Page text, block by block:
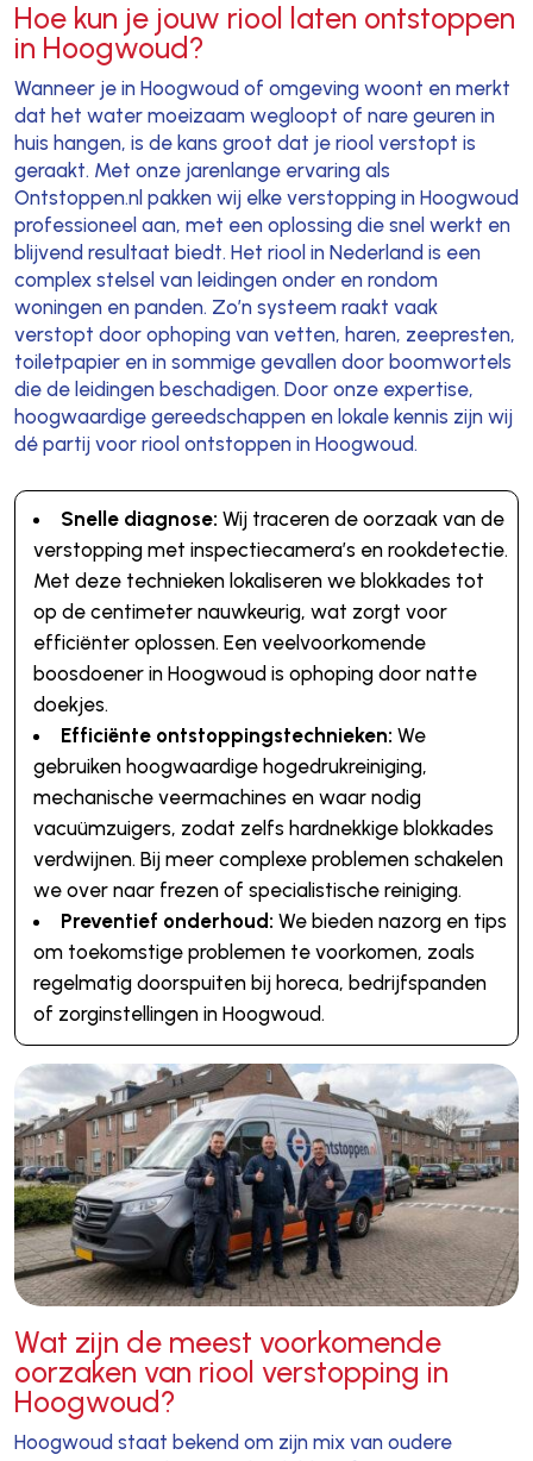
Hoe kun je jouw riool laten ontstoppen
in Hoogwoud?
Wanneer je in Hoogwoud of omgeving woont en merkt
dat het water moeizaam wegloopt of nare geuren in
huis hangen, is de kans groot dat je riool verstopt is
geraakt. Met onze jarenlange ervaring als
Ontstoppen.nl pakken wij elke verstopping in Hoogwoud
professioneel aan, met een oplossing die snel werkt en
blijvend resultaat biedt. Het riool in Nederland is een
complex stelsel van leidingen onder en rondom
woningen en panden. Zo’n systeem raakt vaak
verstopt door ophoping van vetten, haren, zeepresten,
toiletpapier en in sommige gevallen door boomwortels
die de leidingen beschadigen. Door onze expertise,
hoogwaardige gereedschappen en lokale kennis zijn wij
dé partij voor riool ontstoppen in Hoogwoud.
Snelle diagnose: Wij traceren de oorzaak van de
verstopping met inspectiecamera’s en rookdetectie.
Met deze technieken lokaliseren we blokkades tot
op de centimeter nauwkeurig, wat zorgt voor
efficiënter oplossen. Een veelvoorkomende
boosdoener in Hoogwoud is ophoping door natte
doekjes.
Efficiënte ontstoppingstechnieken: We
gebruiken hoogwaardige hogedrukreiniging,
mechanische veermachines en waar nodig
vacuümzuigers, zodat zelfs hardnekkige blokkades
verdwijnen. Bij meer complexe problemen schakelen
we over naar frezen of specialistische reiniging.
Preventief onderhoud: We bieden nazorg en tips
om toekomstige problemen te voorkomen, zoals
regelmatig doorspuiten bij horeca, bedrijfspanden
of zorginstellingen in Hoogwoud.
Wat zijn de meest voorkomende
oorzaken van riool verstopping in
Hoogwoud?
Hoogwoud staat bekend om zijn mix van oudere